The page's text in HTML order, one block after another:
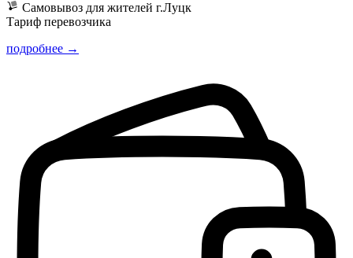
Самовывоз для жителей г.Луцк
Тариф перевозчика
подробнее →